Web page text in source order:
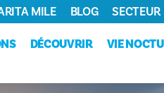
DÉCOUVRIR
VIE
MILE BLOG